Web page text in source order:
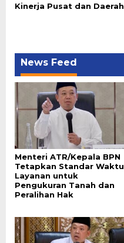
Kinerja Pusat dan Daerah
News Feed
Menteri ATR/Kepala BPN
Tetapkan Standar Waktu
Layanan untuk
Pengukuran Tanah dan
Peralihan Hak